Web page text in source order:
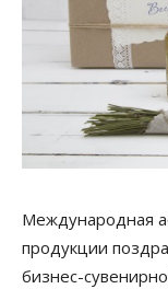
Международная
продукции
бизнес-